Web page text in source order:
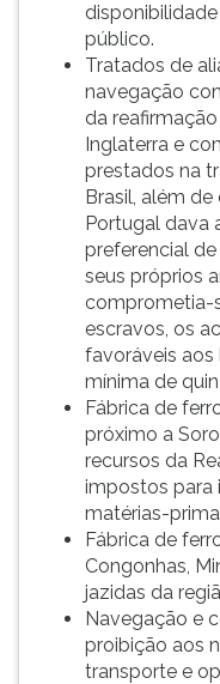
público.
Tratados de
navegação
da
Inglaterra e
prestados na
Brasil, além
Portugal dava
preferencial de
seus próprios
comprometia-
escravos, os
favoráveis
mínima de
Fábrica de
próximo a
recursos da
impostos para
matérias-
Fábrica de
Congonhas,
jazidas da
Navegação e
proibição aos
transporte e